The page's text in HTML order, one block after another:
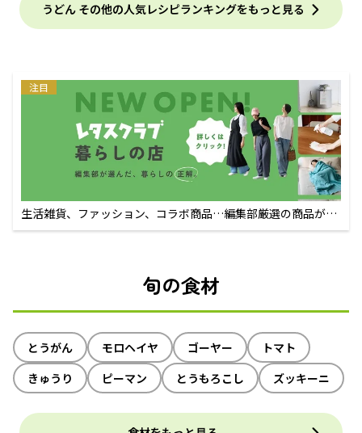
うどん その他の人気レシピランキングをもっと見る
注目
生活雑貨、ファッション、コラボ商品…編集部厳選の商品が買
えるECサイト
旬の食材
とうがん モロヘイヤ ゴーヤー
トマト
きゅうり
ピーマン とうもろこし ズッキーニ